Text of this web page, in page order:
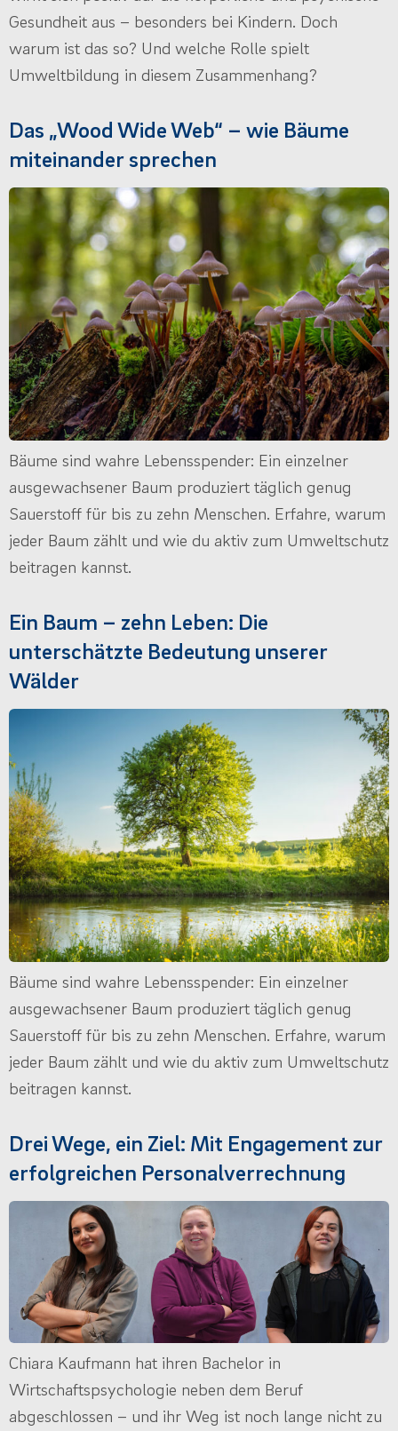
Gesundheit aus – besonders bei Kindern. Doch
warum ist das so? Und welche Rolle spielt
Umweltbildung in diesem Zusammenhang?
Das „Wood Wide Web“ – wie Bäume
miteinander sprechen
Bäume sind wahre Lebensspender: Ein einzelner
ausgewachsener Baum produziert täglich genug
Sauerstoff für bis zu zehn Menschen. Erfahre, warum
jeder Baum zählt und wie du aktiv zum Umweltschutz
beitragen kannst.
Ein Baum – zehn Leben: Die
unterschätzte Bedeutung unserer
Wälder
Bäume sind wahre Lebensspender: Ein einzelner
ausgewachsener Baum produziert täglich genug
Sauerstoff für bis zu zehn Menschen. Erfahre, warum
jeder Baum zählt und wie du aktiv zum Umweltschutz
beitragen kannst.
Drei Wege, ein Ziel: Mit Engagement zur
erfolgreichen Personalverrechnung
Chiara Kaufmann hat ihren Bachelor in
Wirtschaftspsychologie neben dem Beruf
abgeschlossen – und ihr Weg ist noch lange nicht zu